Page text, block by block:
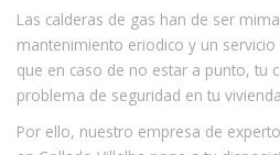
Las calderas de gas han de ser
mantenimiento eriodico y un
que en caso de no estar a punto, tu
problema de seguridad en tu
Por ello, nuestro empresa de